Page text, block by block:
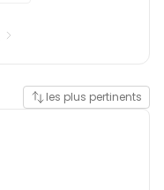
les plus pertinents